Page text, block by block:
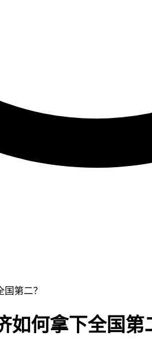
第二？
何拿下全国第